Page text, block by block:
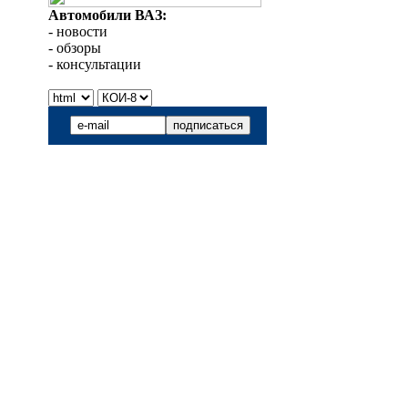
Автомобили ВАЗ:
- новости
- обзоры
- консультации